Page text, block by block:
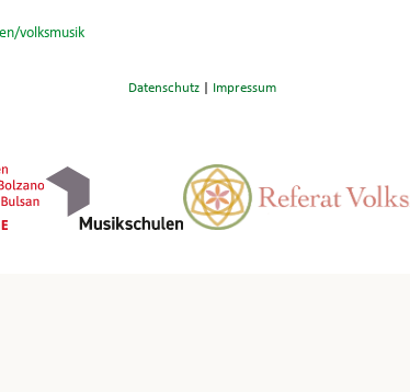
volksmusik
Datenschutz| Impressum